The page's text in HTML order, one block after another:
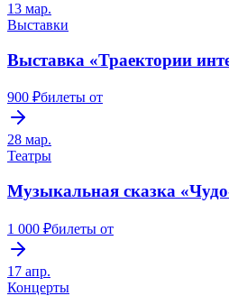
13 мар.
Выставки
Выставка «Траектории
900 ₽билеты от
28 мар.
Театры
Музыкальная сказка
1 000 ₽билеты от
17 апр.
Концерты